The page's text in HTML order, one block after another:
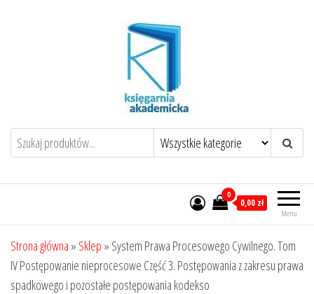
Menu
0
0,00 zł
Strona główna » Sklep » System Prawa Procesowego Cywilnego. Tom
IV Postępowanie nieprocesowe Część 3. Postępowania z zakresu prawa
spadkowego i pozostałe postępowania kodekso